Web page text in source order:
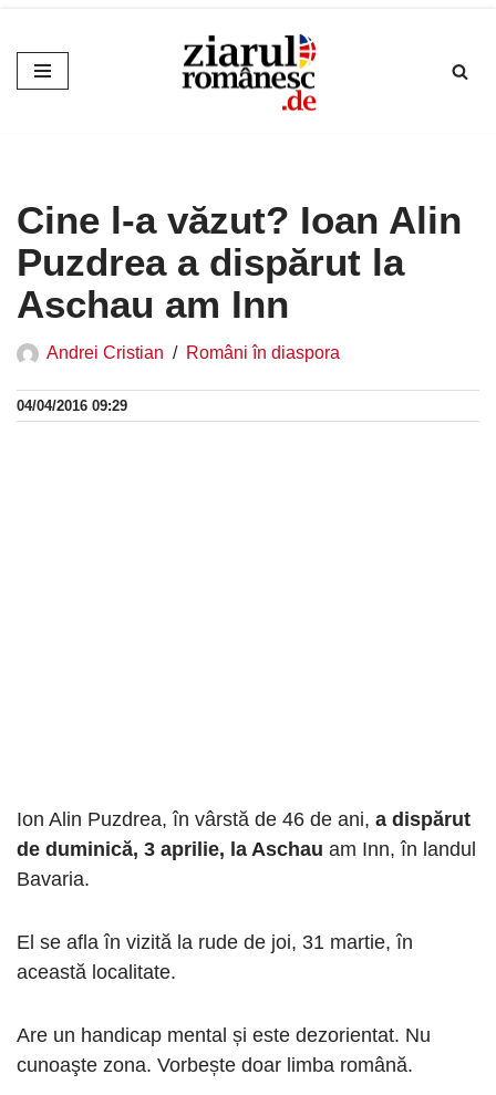
Sari
la
Cine l-a văzut? Ioan Alin
Puzdrea a dispărut la
Aschau am Inn
Andrei Cristian Români în diaspora
04/04/2016 09:29
Ion Alin Puzdrea, în vârstă de 46 de ani, a dispărut
de duminică, 3 aprilie, la Aschau am Inn, în landul
Bavaria.
El se afla în vizită la rude de joi, 31 martie, în
această localitate.
Are un handicap mental și este dezorientat. Nu
cunoaşte zona. Vorbește doar limba română.